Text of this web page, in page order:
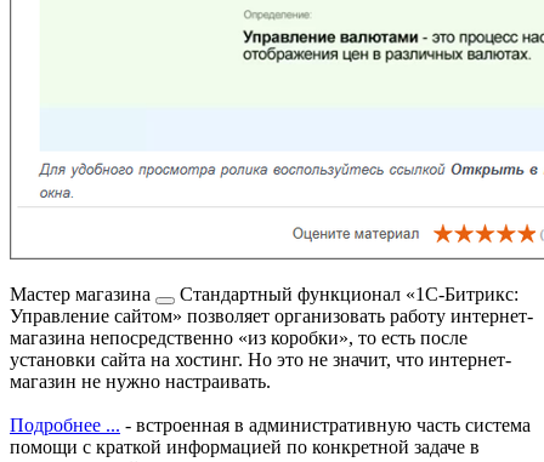
Мастер магазина
Стандартный функционал «1С-Битрикс:
Управление сайтом» позволяет организовать работу интернет-
магазина непосредственно «из коробки», то есть после
установки сайта на хостинг. Но это не значит, что интернет-
магазин не нужно настраивать.
Подробнее ... - встроенная в административную часть система
помощи с краткой информацией по конкретной задаче в